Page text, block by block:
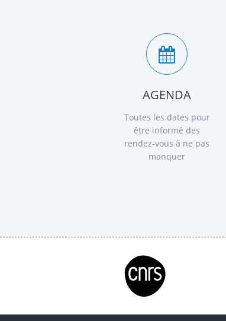
AGENDA
Toutes les dates pour
être informé des
rendez-vous à ne pas
manquer